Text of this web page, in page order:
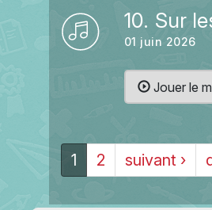
10. Sur
01 juin 2026
Jouer le
1 2 suivant ›